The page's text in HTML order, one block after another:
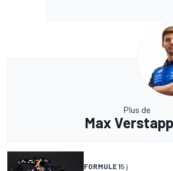
Plus de
Max
FORMULE 15 j